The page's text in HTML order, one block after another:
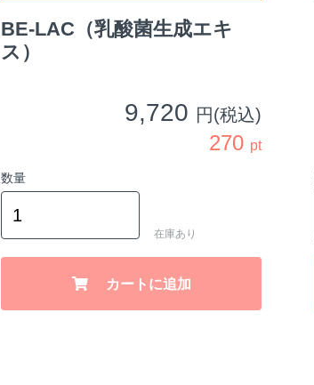
BE-LAC（乳酸菌生成エキ
ス）
9,720 円(税込)
270 pt
数量
在庫あり
カートに追加